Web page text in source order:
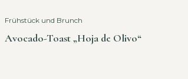
Frühstück und Brunch
Avocado-Toast „Hoja de Olivo“